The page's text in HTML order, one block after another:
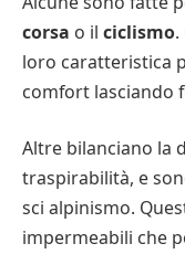
corsa o il ciclismo
loro caratteristica
comfort lasciando
Altre bilanciano la
traspirabilità, e
sci alpinismo.
impermeabili che